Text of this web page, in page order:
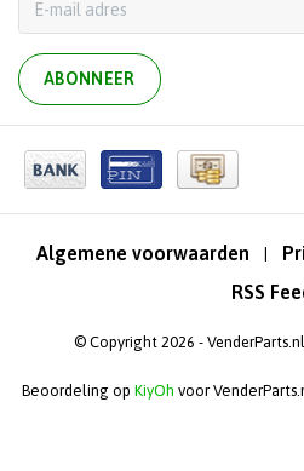
ABONNEER
Algemene voorwaarden |
RSS
© Copyright 2026 -
Beoordeling op KiyOh voor